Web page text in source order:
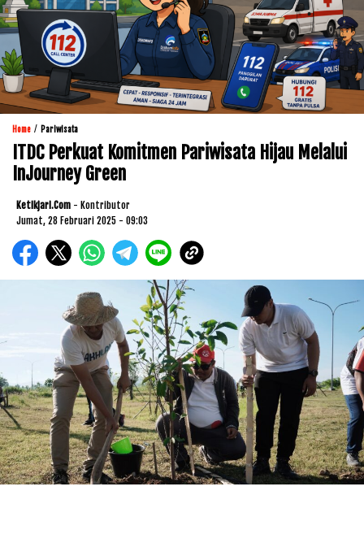
Home / Pariwisata
ITDC Perkuat Komitmen Pariwisata Hijau Melalui
InJourney Green
Ketikjari.com - Kontributor
Jumat, 28 Februari 2025 - 09:03